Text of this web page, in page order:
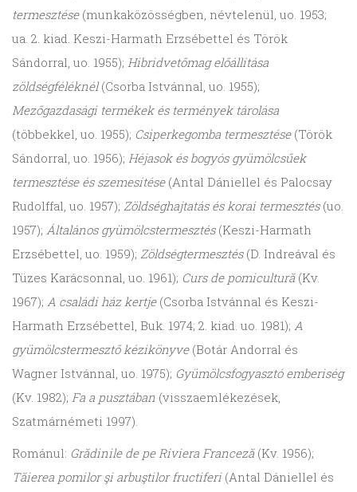
termesztése(munkaközösségben, névtelenül, uo. 1953;
ua. 2. kiad. Keszi-Harmath Erzsébettel és Török
Sándorral, uo. 1955); Hibridvetőmag előállítása
zöldségféléknél(Csorba Istvánnal, uo. 1955);
Mezőgazdasági termékek és termények tárolása
(többekkel, uo. 1955); Csiperkegomba termesztése(Török
Sándorral, uo. 1956); Héjasok és bogyós gyümölcsűek
termesztése és szemesítése(Antal Dániellel és Palocsay
Rudolffal, uo. 1957); Zöldséghajtatás és korai termesztés(uo.
1957); Általános gyümölcstermesztés(Keszi-Harmath
Erzsébettel, uo. 1959); Zöldségtermesztés(D. Indreával és
Tüzes Karácsonnal, uo. 1961); Curs de pomicultură(Kv.
1967); A családi ház kertje(Csorba Istvánnal és Keszi-
Harmath Erzsébettel, Buk. 1974; 2. kiad. uo. 1981); A
gyümölcstermesztő kézikönyve(Botár Andorral és
Wagner Istvánnal, uo. 1975); Gyümölcsfogyasztó emberiség
(Kv. 1982); Fa a pusztában (visszaemlékezések,
Szatmárnémeti 1997).
Románul: Grădinile de pe Riviera Franceză(Kv. 1956);
Tăierea pomilor şi arbuştilor fructiferi(Antal Dániellel és